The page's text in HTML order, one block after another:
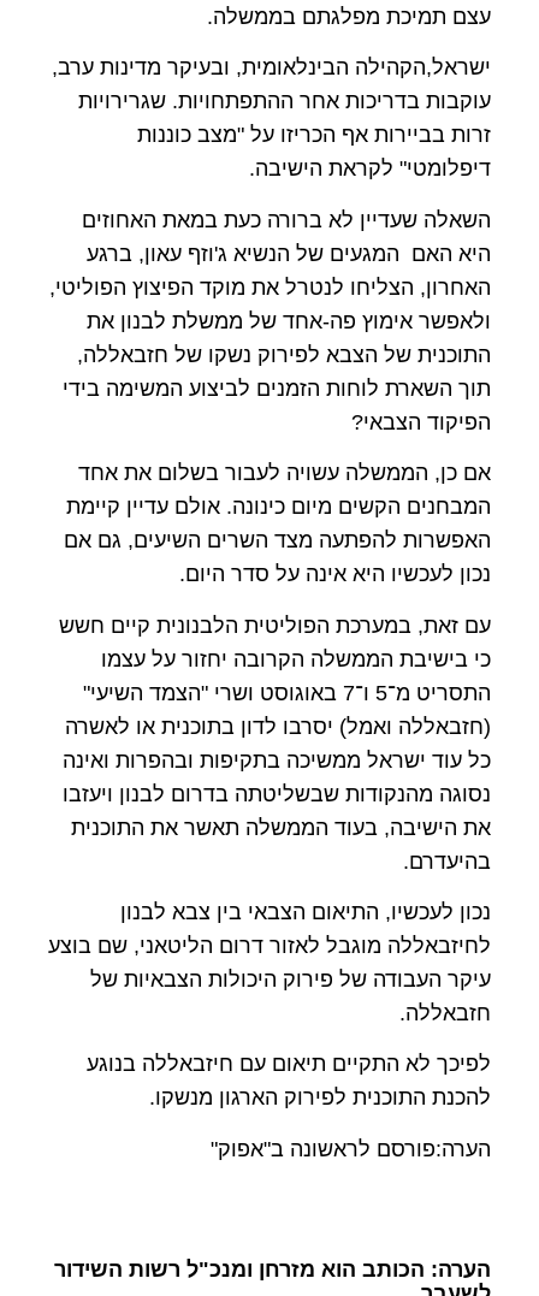
עצם תמיכת מפלגתם בממשלה.
ישראל,הקהילה הבינלאומית, ובעיקר מדינות ערב,
עוקבות בדריכות אחר ההתפתחויות. שגרירויות
זרות בביירות אף הכריזו על "מצב כוננות
דיפלומטי" לקראת הישיבה.
השאלה שעדיין לא ברורה כעת במאת האחוזים
היא האם המגעים של הנשיא ג'וזף עאון, ברגע
האחרון, הצליחו לנטרל את מוקד הפיצוץ הפוליטי,
ולאפשר אימוץ פה-אחד של ממשלת לבנון את
התוכנית של הצבא לפירוק נשקו של חזבאללה,
תוך השארת לוחות הזמנים לביצוע המשימה בידי
הפיקוד הצבאי?
אם כן, הממשלה עשויה לעבור בשלום את אחד
המבחנים הקשים מיום כינונה. אולם עדיין קיימת
האפשרות להפתעה מצד השרים השיעים, גם אם
נכון לעכשיו היא אינה על סדר היום.
עם זאת, במערכת הפוליטית הלבנונית קיים חשש
כי בישיבת הממשלה הקרובה יחזור על עצמו
התסריט מ־5 ו־7 באוגוסט ושרי "הצמד השיעי"
(חזבאללה ואמל) יסרבו לדון בתוכנית או לאשרה
כל עוד ישראל ממשיכה בתקיפות ובהפרות ואינה
נסוגה מהנקודות שבשליטתה בדרום לבנון ויעזבו
את הישיבה, בעוד הממשלה תאשר את התוכנית
בהיעדרם.
נכון לעכשיו, התיאום הצבאי בין צבא לבנון
לחיזבאללה מוגבל לאזור דרום הליטאני, שם בוצע
עיקר העבודה של פירוק היכולות הצבאיות של
חזבאללה.
לפיכך לא התקיים תיאום עם חיזבאללה בנוגע
להכנת התוכנית לפירוק הארגון מנשקו.
הערה:פורסם לראשונה ב"אפוק"
הערה: הכותב הוא מזרחן ומנכ"ל רשות השידור